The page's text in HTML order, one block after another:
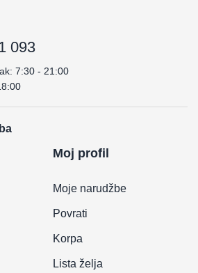
093
7:30 - 21:00
Moj profil
Moje narudžbe
Povrati
Korpa
Lista želja